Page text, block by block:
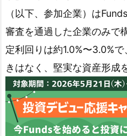
（以下、参加企業）は
審査を通過した企業のみで
定利回りは約1.0%〜3.0%
きはなく、堅実な資産形成